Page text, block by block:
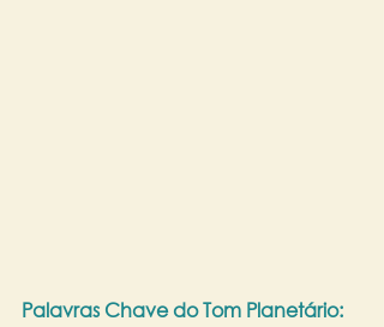
Palavras Chave do Tom Planetário: